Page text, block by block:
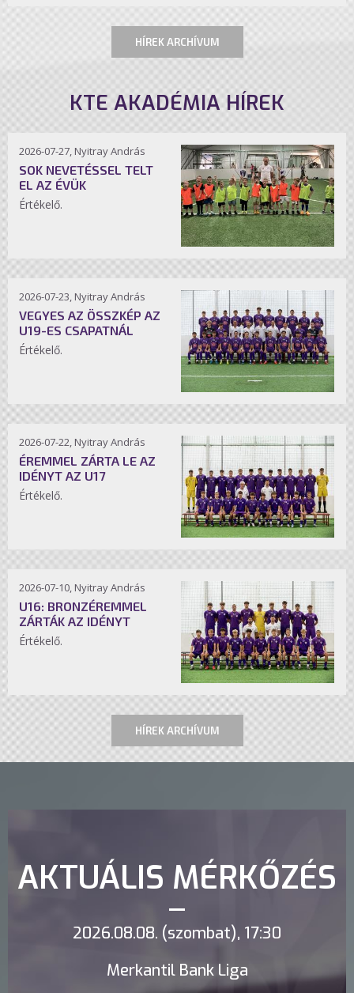
HÍREK ARCHÍVUM
KTE AKADÉMIA HÍREK
2026-07-27, Nyitray András
SOK NEVETÉSSEL TELT
EL AZ ÉVÜK
Értékelő.
2026-07-23, Nyitray András
VEGYES AZ ÖSSZKÉP AZ
U19-ES CSAPATNÁL
Értékelő.
2026-07-22, Nyitray András
ÉREMMEL ZÁRTA LE AZ
IDÉNYT AZ U17
Értékelő.
2026-07-10, Nyitray András
U16: BRONZÉREMMEL
ZÁRTÁK AZ IDÉNYT
Értékelő.
HÍREK ARCHÍVUM
AKTUÁLIS MÉRKŐZÉS
2026.08.08. (szombat), 17:30
Merkantil Bank Liga